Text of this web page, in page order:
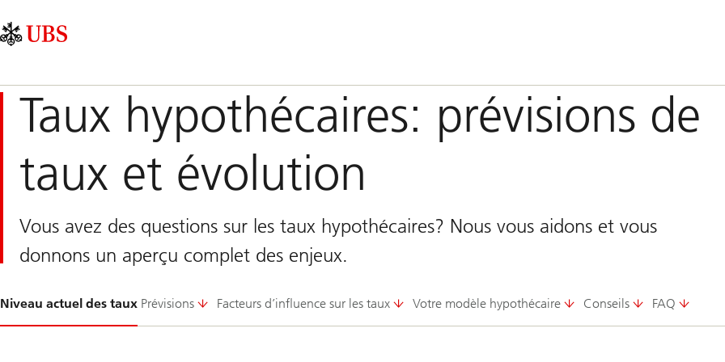
Area
principale
Taux hypothécaires: prévisions de
taux et évolution
Vous avez des questions sur les taux hypothécaires? Nous vous aidons et vous
donnons un aperçu complet des enjeux.
Niveau actuel des taux Prévisions Facteurs d’influence sur les taux Votre modèle hypothécaire Conseils FAQ
1-